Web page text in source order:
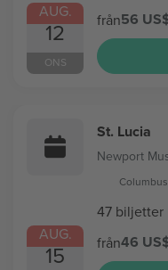
AUG.
12
ONS
från56
AUG.
15
St. Lucia
Newport
47 biljetter
från46